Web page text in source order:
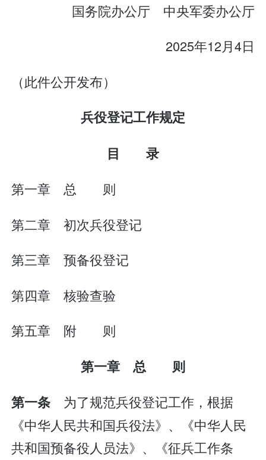
国务院办公厅 中央军委办公厅
2025年12月4日
（此件公开发布）
兵役登记工作规定
目 录
第一章 总 则
第二章 初次兵役登记
第三章 预备役登记
第四章 核验查验
第五章 附 则
第一章 总 则
第一条 为了规范兵役登记工作，根据
《中华人民共和国兵役法》、《中华人民
共和国预备役人员法》、《征兵工作条